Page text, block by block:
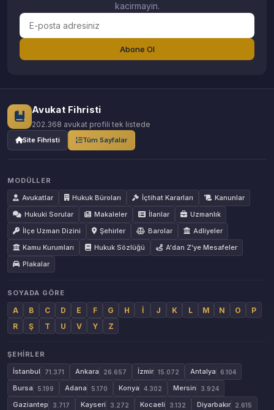
kacirmayin.
Abone Ol
Avukat Fihristi
202.368 avukat profili tek listede
Site Fihristi Tüm Sayfalar
MODÜLLER
Avukatlar
Hukuk Büroları İçtihat Kararları
Kanunlar
Hukuki Sorular
Makaleler İlanlar
Uzmanlık
İlçe Uzman Dizini
Şehirler Barolar
Adliyeler
Kamu Kurumları
Hukuk Sözlüğü
A'dan Z'ye Mesafeler
Plakalar
SOYADA GÖRE
A B C D E F G H İ J K L M N O
P
R
Ş T U V Y Z
ŞEHIRLER
İstanbul
71.371 Ankara 26.657 İzmir 15.072 Antalya 6.104
Bursa 5.199 Adana 5.170 Konya 4.302 Mersin 3.924
Gaziantep 3.717 Kayseri 3.272 Kocaeli 3.132 Diyarbakır 2.615